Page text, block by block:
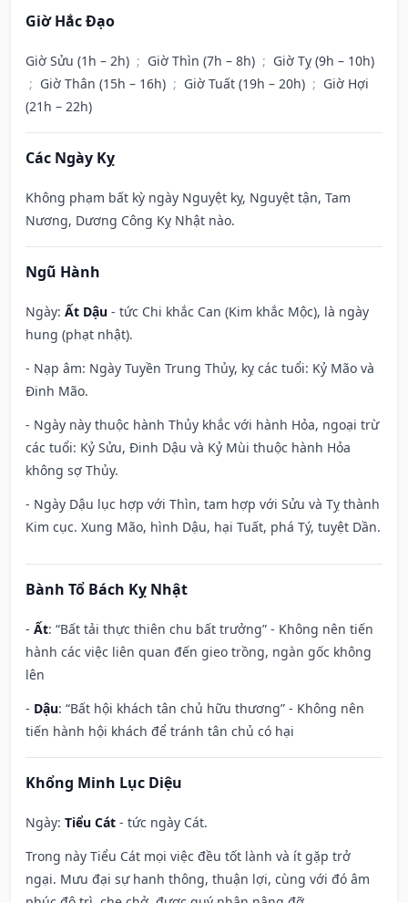
Giờ Hắc Đạo
Giờ Sửu (1h – 2h) ; Giờ Thìn (7h – 8h) ; Giờ Tỵ (9h – 10h)
; Giờ Thân (15h – 16h) ; Giờ Tuất (19h – 20h) ; Giờ Hợi
(21h – 22h)
Các Ngày Kỵ
Không phạm bất kỳ ngày Nguyệt kỵ, Nguyệt tận, Tam
Nương, Dương Công Kỵ Nhật nào.
Ngũ Hành
Ngày: Ất Dậu - tức Chi khắc Can (Kim khắc Mộc), là ngày
hung (phạt nhật).
- Nạp âm: Ngày Tuyền Trung Thủy, kỵ các tuổi: Kỷ Mão và
Đinh Mão.
- Ngày này thuộc hành Thủy khắc với hành Hỏa, ngoại trừ
các tuổi: Kỷ Sửu, Đinh Dậu và Kỷ Mùi thuộc hành Hỏa
không sợ Thủy.
- Ngày Dậu lục hợp với Thìn, tam hợp với Sửu và Tỵ thành
Kim cục. Xung Mão, hình Dậu, hại Tuất, phá Tý, tuyệt Dần.
Bành Tổ Bách Kỵ Nhật
- Ất: “Bất tải thực thiên chu bất trưởng” - Không nên tiến
hành các việc liên quan đến gieo trồng, ngàn gốc không
lên
- Dậu: “Bất hội khách tân chủ hữu thương” - Không nên
tiến hành hội khách để tránh tân chủ có hại
Khổng Minh Lục Diệu
Ngày: Tiểu Cát - tức ngày Cát.
Trong này Tiểu Cát mọi việc đều tốt lành và ít gặp trở
ngại. Mưu đại sự hanh thông, thuận lợi, cùng với đó âm